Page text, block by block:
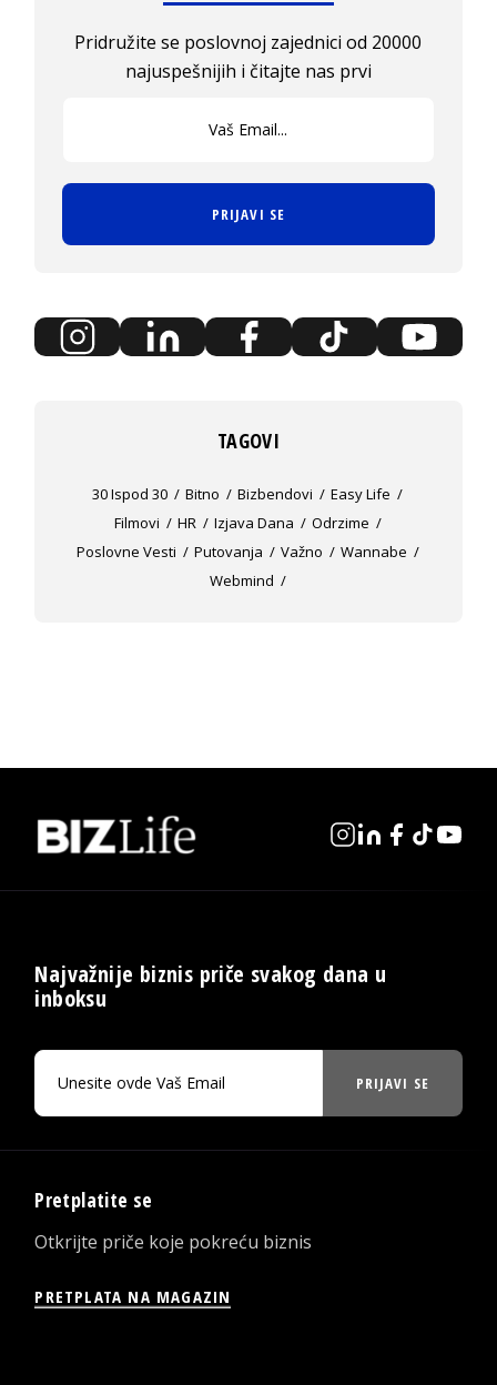
Pridružite se poslovnoj zajednici od 20000
najuspešnijih i čitajte nas prvi
PRIJAVI SE
TAGOVI
30 Ispod 30 Bitno Bizbendovi
Easy Life
Filmovi
HR Izjava Dana
Odrzime
Poslovne Vesti
Putovanja Važno
Wannabe
Webmind
Najvažnije biznis priče svakog dana u
inboksu
PRIJAVI SE
Pretplatite se
Otkrijte priče koje pokreću biznis
PRETPLATA NA MAGAZIN